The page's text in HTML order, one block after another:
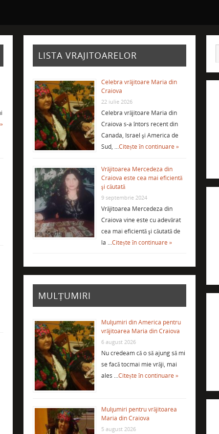
LISTA VRAJITOARELOR
Celebra vrăjitoare Maria din
Craiova
22 iulie 2026
Celebra vrăjitoare Maria din
Craiova s-a întors recent din
Canada, Israel şi America de
Sud, …Citește în continuare »
Vrăjitoarea Mercedeza din
Craiova este cea mai eficientă
şi căutată
9 septembrie 2024
Vrăjitoarea Mercedeza din
Craiova vine este cu adevărat
cea mai eficientă şi căutată de
la …Citește în continuare »
MULȚUMIRI
Mulţumiri din America pentru
vrăjitoarea Maria din Craiova
6 august 2026
Nu credeam că o să ajung să mi
se facă tocmai mie vrăji, mai
ales …Citește în continuare »
Mulţumiri pentru vrăjitoarea
Maria din Craiova
5 august 2026